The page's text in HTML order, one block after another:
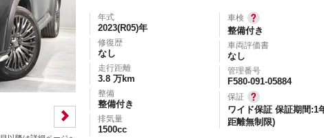
ETC エアコン パワーステアリング
ルーフ カーテレビ（地デジ） 本革シート
イト
オートスライドドア 寒冷地仕様 ブライ
バックドア シートヒーター 後席モニター
年式
2023(R05)年
修復歴
なし
走行距離
3.8 万km
整備
整備付き
排気量
1500cc
車検
整備付き
車両評価書
なし
管理番号
F580-091-05884
保証
ワイド保証 保証期間:1
距離無制限)